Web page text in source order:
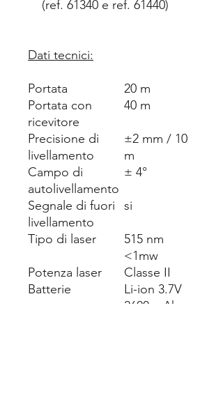
(ref. 61340 e ref. 61440)
Dati tecnici:
Portata
20 m
Portata con
ricevitore
40 m
Precisione di
livellamento
±2 mm / 10
m
Campo di
autolivellamento
± 4°
Segnale di fuori
livellamento
si
Tipo di laser
515 nm
<1mw
Potenza laser
Classe II
Batterie
Li-ion 3.7V
2600 mAh